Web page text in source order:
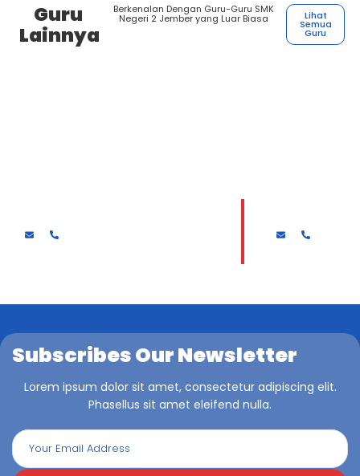
Guru
Lainnya
Berkenalan Dengan Guru-Guru SMK
Negeri 2 Jember yang Luar Biasa Lihat
Semua
Guru
Subscribes Our Newsletter
Lorem ipsum dolor sit amet, consectetur adipiscing elit.
Phasellus sit amet eleifend nulla.